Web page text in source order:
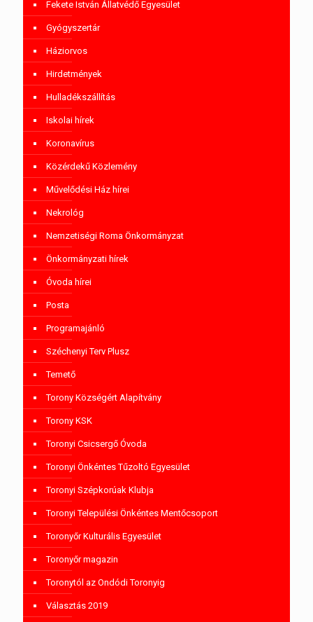
Fekete István Állatvédő Egyesület
Gyógyszertár
Háziorvos
Hirdetmények
Hulladékszállítás
Iskolai hírek
Koronavírus
Közérdekű Közlemény
Művelődési Ház hírei
Nekrológ
Nemzetiségi Roma Önkormányzat
Önkormányzati hírek
Óvoda hírei
Posta
Programajánló
Széchenyi Terv Plusz
Temető
Torony Községért Alapítvány
Torony KSK
Toronyi Csicsergő Óvoda
Toronyi Önkéntes Tűzoltó Egyesület
Toronyi Szépkorúak Klubja
Toronyi Települési Önkéntes Mentőcsoport
Toronyőr Kulturális Egyesület
Toronyőr magazin
Toronytól az Ondódi Toronyig
Választás 2019